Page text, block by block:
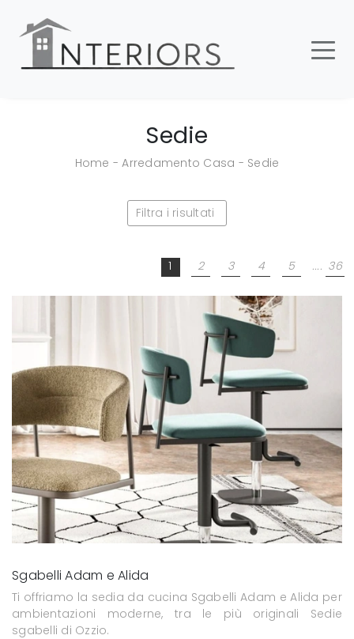
Sedie
Home -Arredamento Casa - Sedie
Filtra i risultati
1 2 3 4 5 .... 36
Sgabelli Adam e Alida
Ti offriamo la sedia da cucina Sgabelli Adam e Alida per
ambientazioni moderne, tra le più originali Sedie
sgabelli di Ozzio.